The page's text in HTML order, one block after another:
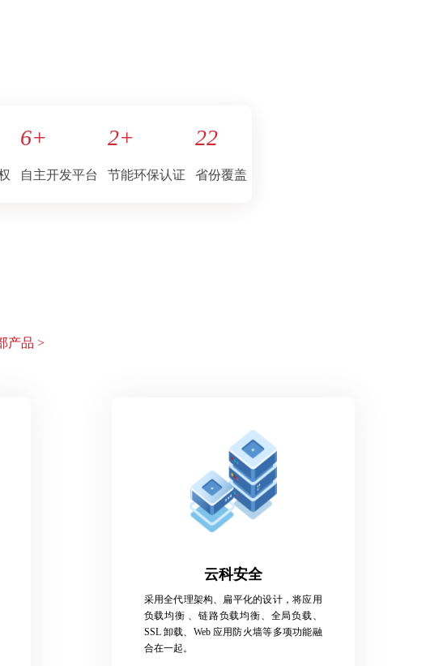
6+
自主开发平台
2+
节能环保认证
22
省份覆盖
产品 >
云科安全
采用全代理架构、扁平化的设计，将应用
负载均衡 、链路负载均衡、全局负载、
SSL 卸载、Web 应用防火墙等多项功能融
合在一起。